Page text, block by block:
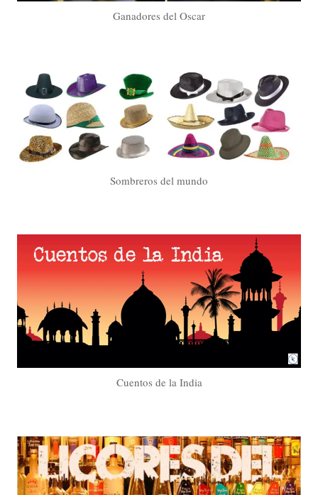
Ganadores del Oscar
Sombreros del mundo
Cuentos de la India